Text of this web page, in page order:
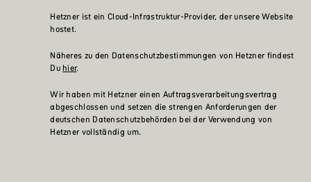
Hetzner ist ein Cloud-Infrastruktur-Provider, der unsere Website
hostet.
Näheres zu den Datenschutzbestimmungen von Hetzner findest
Du hier.
Wir haben mit Hetzner einen Auftragsverarbeitungsvertrag
abgeschlossen und setzen die strengen Anforderungen der
deutschen Datenschutzbehörden bei der Verwendung von
Hetzner vollständig um.